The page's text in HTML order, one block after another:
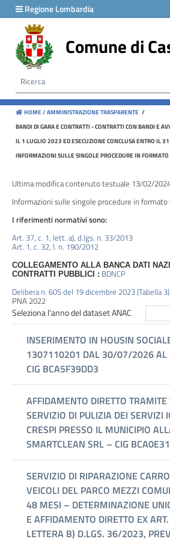
Regione Lombardia
Comune di
HOME /AMMINISTRAZIONE TRASPARENTE /
BANDI DI GARA E CONTRATTI - CONTRATTI CON BANDI E
IL 1 LUGLIO 2023 ED ESECUZIONE CONCLUSA ENTRO IL
INFORMAZIONI SULLE SINGOLE PROCEDURE IN
Ultima modifica contenuto testuale 13/02/
Informazioni sulle singole procedure in formato
I riferimenti normativi sono:
Art. 37, c. 1, lett. a), d.lgs. n. 33/2013
Art. 1, c. 32, l. n. 190/2012
COLLEGAMENTO ALLA BANCA DATI
CONTRATTI PUBBLICI : BDNCP
Delibera n. 605 del 19 dicembre 2023 (Tabella 3)
PNA 2022
menu
Disposizioni
generali
Organizzazione
Consulenti
collaboratori
Personale
Bandi
di
concorso
Enti
controllati
Attività
procedimenti
Provvedimenti
Bandi
di
contratti
Sovvenzioni,